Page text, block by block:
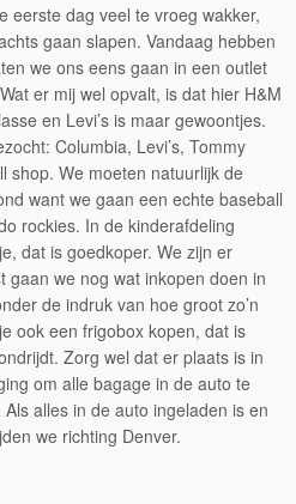
eerste dag veel te vroeg wakker,
gaan slapen. Vandaag hebben
we ons eens gaan in een outlet
er mij wel opvalt, is dat hier H&M
en Levi’s is maar gewoontjes.
Columbia, Levi’s, Tommy
shop. We moeten natuurlijk de
want we gaan een echte baseball
rockies. In de kinderafdeling
dat is goedkoper. We zijn er
gaan we nog wat inkopen doen in
de indruk van hoe groot zo’n
ook een frigobox kopen, dat is
Zorg wel dat er plaats is in
om alle bagage in de auto te
alles in de auto ingeladen is en
we richting Denver.